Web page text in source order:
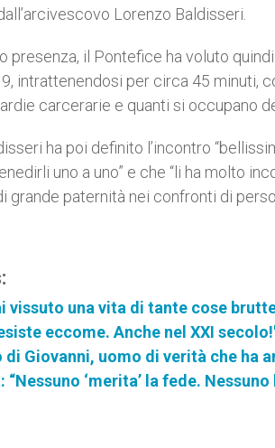
Lorenzo Baldisseri.
presenza, il Pontefice ha voluto
intrattenendosi per circa 45 minuti,
carcerarie e quanti si occupano
ha poi definito l’incontro
uno a uno” e che “li ha molto
grande paternità nei confronti di
vissuto una vita di tante cose
eccome. Anche nel XXI
di Giovanni, uomo di verità che ha
“Nessuno ‘merita’ la fede.